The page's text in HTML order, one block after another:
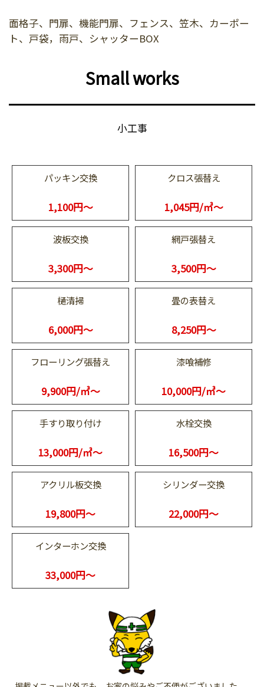
面格子、門扉、機能門扉、フェンス、笠木、カーポー
ト、戸袋，雨戸、シャッターBOX
Small works
小工事
パッキン交換
1,100円～
クロス張替え
1,045円/㎥～
波板交換
3,300円～
網戸張替え
3,500円～
樋清掃
6,000円～
畳の表替え
8,250円～
フローリング張替え
9,900円/㎥～
漆喰補修
10,000円/㎥～
手すり取り付け
13,000円/㎥～
水栓交換
16,500円～
アクリル板交換
19,800円～
シリンダー交換
22,000円～
インターホン交換
33,000円～